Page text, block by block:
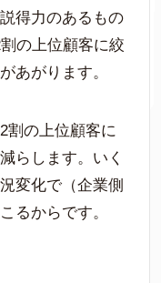
得力のあるもの
の上位顧客に絞
あがります。
割の上位顧客に
らします。いく
変化で（企業側
るからです。